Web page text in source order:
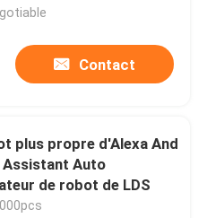
Contact
plus propre d'Alexa And
Assistant Auto
de robot de LDS